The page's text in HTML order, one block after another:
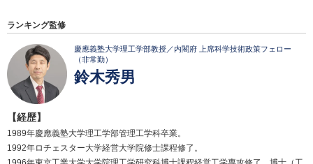
ランキング監修
慶應義塾大学理工学部教授／内閣府 上席科学技術政策フェロー
（非常勤）
鈴木秀男
【経歴】
1989年慶應義塾大学理工学部管理工学科卒業。
1992年ロチェスター大学経営大学院修士課程修了。